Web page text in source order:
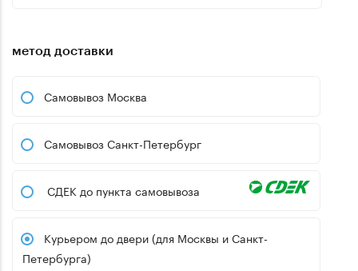
метод доставки
Самовывоз Москва
Самовывоз Санкт-Петербург
СДЕК до пункта самовывоза
Курьером до двери (для Москвы и Санкт-
Петербурга)